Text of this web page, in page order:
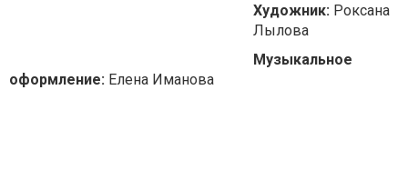
Художник: Роксана
Лылова
Музыкальное
оформление: Елена Иманова